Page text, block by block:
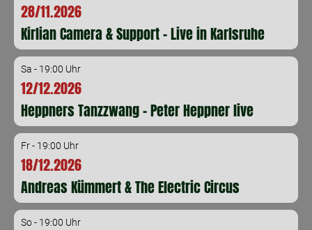
28/11.2026
Kirlian Camera & Support - Live in Karlsruhe
Sa - 19:00 Uhr
12/12.2026
Heppners Tanzzwang - Peter Heppner live
Fr - 19:00 Uhr
18/12.2026
Andreas Kümmert & The Electric Circus
So - 19:00 Uhr